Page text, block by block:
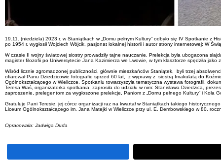
19.11. (niedziela) 2023 r. w Staniątkach w „Domu pełnym Kultury” odbyło się IV Spotkanie z
po 1954 r. wygłosił Wojciech Wójcik, pasjonat lokalnej historii i autor strony internetowej: W
W czasie II wojny światowej siostry prowadziły tajne nauczanie. Prelekcja była ubogacona
magister filozofii po Uniwersytecie Jana Kazimierza we Lwowie, w tym klasztorze spędziła
Wśród licznie zgromadzonej publiczności, głównie mieszkańców Staniątek, byli trzej
ofiarował Panu Dziedzicowie fotografie sprzed 60 lat, z wyprawy z siostrą Imakulatą do
Ogólnokształcącego w Wieliczce. Spotkaniu towarzyszyła tematyczna wystawa fotografii,
Teresa Waś, organizatorka spotkania, zaprosiła do udziału w nim: Stanisława Dziedzica,
zaproszenie, prelegentom za wygłoszone prelekcje, Paniom z „Domu pełnego Kultury” i
Gratuluje Pani Teresie, jej córce organizacji raz na kwartał w Staniątkach takiego
Liceum Ogólnokształcącego im. Jana Matejki w Wieliczce przy ul. E. Dembowskiego w 80.
Opracowała: Jadwiga Duda